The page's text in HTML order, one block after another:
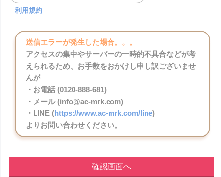
利用規約
送信エラーが発生した場合。。。
アクセスの集中やサーバーの一時的不具合などが考
えられるため、お手数をおかけし申し訳ございませ
んが
・お電話 (0120-888-681)
・メール (info@ac-mrk.com)
・LINE (https://www.ac-mrk.com/line)
よりお問い合わせください。
確認画面へ